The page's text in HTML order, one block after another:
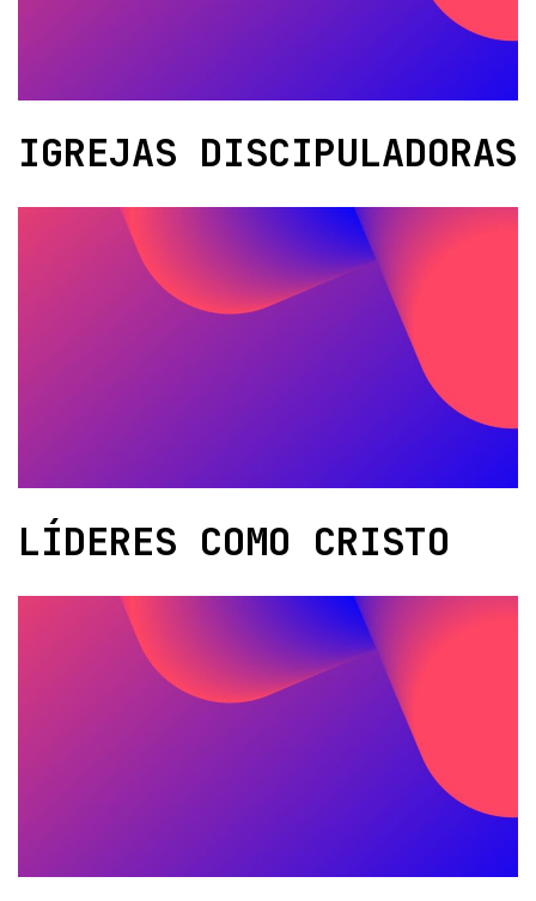
IGREJAS DISCIPULADORAS
LÍDERES COMO CRISTO